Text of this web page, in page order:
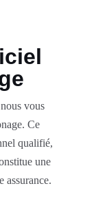
vous
Ce
qualifié,
une
assurance.